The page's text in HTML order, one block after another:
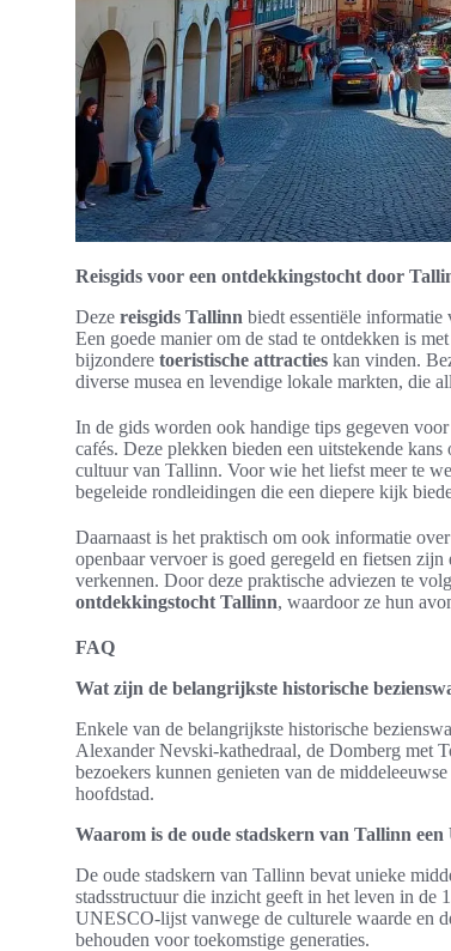
Reisgids voor een ontdekkingstocht door
Deze reisgids Tallinn biedt essentiële
Een goede manier om de stad te ontdekken is
bijzondere toeristische attracties kan vinden.
diverse musea en levendige lokale markten, die
In de gids worden ook handige tips gegeven
cafés. Deze plekken bieden een uitstekende
cultuur van Tallinn. Voor wie het liefst meer te
begeleide rondleidingen die een diepere kijk
Daarnaast is het praktisch om ook informatie
openbaar vervoer is goed geregeld en fietsen
verkennen. Door deze praktische adviezen te
ontdekkingstocht Tallinn, waardoor ze hun
FAQ
Wat zijn de belangrijkste historische
Enkele van de belangrijkste historische
Alexander Nevski-kathedraal, de Domberg met
bezoekers kunnen genieten van de
hoofdstad.
Waarom is de oude stadskern van Tallinn
De oude stadskern van Tallinn bevat unieke
stadsstructuur die inzicht geeft in het leven in de
UNESCO-lijst vanwege de culturele waarde en
behouden voor toekomstige generaties.